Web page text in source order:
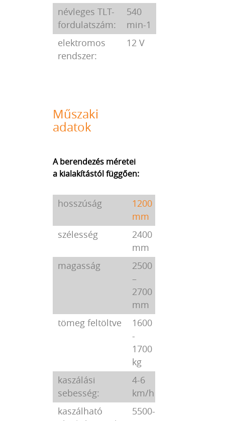
névleges TLT-
fordulatszám:
540
min-1
elektromos
rendszer:
12 V
Műszaki
adatok
A berendezés méretei
a kialakítástól függően:
hosszúság
1200
mm
szélesség
2400
mm
magasság
2500
–
2700
mm
tömeg feltöltve
1600
-
1700
kg
kaszálási
sebesség:
4-6
km/h
kaszálható
5500-